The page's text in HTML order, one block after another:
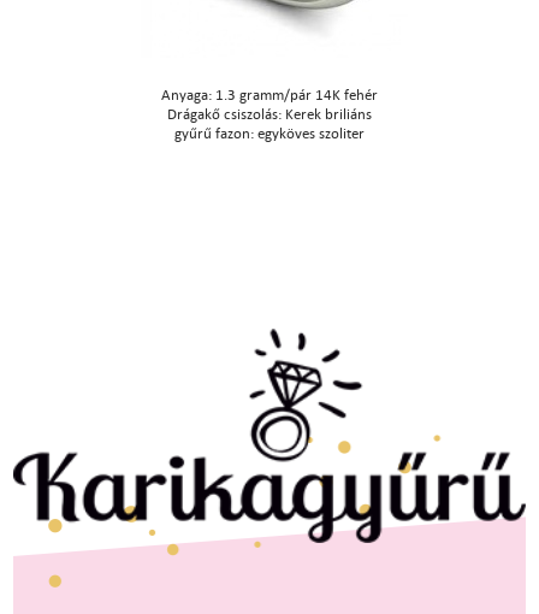
Anyaga: 1.3 gramm/pár 14K fehér
Drágakő csiszolás: Kerek briliáns
gyűrű fazon: egyköves szoliter